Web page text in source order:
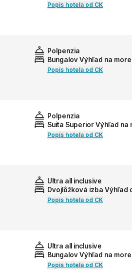
Popis hotela od CK
Polpenzia
Bungalov Výhľad na more
Popis hotela od CK
Polpenzia
Suita Superior Výhľad na
Popis hotela od CK
Ultra all inclusive
Dvojlôžková izba Výhľad
Popis hotela od CK
Ultra all inclusive
Bungalov Výhľad na more
Popis hotela od CK